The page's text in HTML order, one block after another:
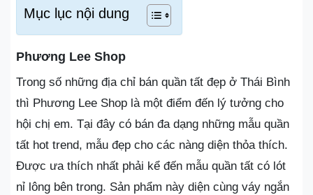
Mục lục nội dung
Phương Lee Shop
Trong số những địa chỉ bán quần tất đẹp ở Thái Bình
thì Phương Lee Shop là một điểm đến lý tưởng cho
hội chị em. Tại đây có bán đa dạng những mẫu quần
tất hot trend, mẫu đẹp cho các nàng diện thỏa thích.
Được ưa thích nhất phải kể đến mẫu quần tất có lót
nỉ lông bên trong. Sản phẩm này diện cùng váy ngắn